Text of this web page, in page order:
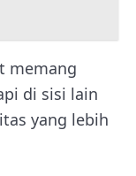
memang
di sisi lain
yang lebih